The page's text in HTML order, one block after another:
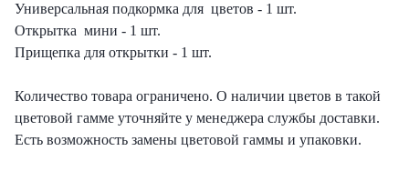
Универсальная подкормка для цветов - 1 шт.
Открытка мини - 1 шт.
Прищепка для открытки - 1 шт.
Количество товара ограничено. О наличии цветов в такой
цветовой гамме уточняйте у менеджера службы доставки.
Есть возможность замены цветовой гаммы и упаковки.